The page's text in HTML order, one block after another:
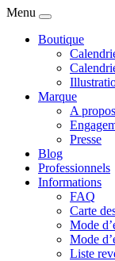
Menu
Boutique
Marque
A propos
Presse
Blog
Professionnels
Informations
FAQ
Carte
Mode
Mode
Liste